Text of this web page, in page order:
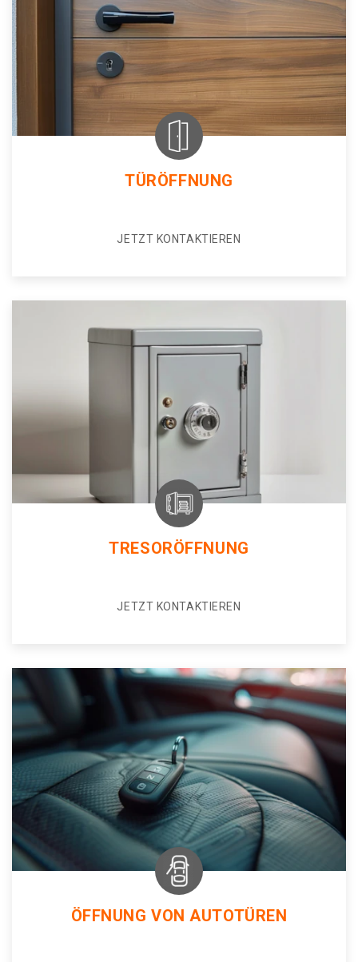
TÜRÖFFNUNG
JETZT KONTAKTIEREN
TRESORÖFFNUNG
JETZT KONTAKTIEREN
ÖFFNUNG VON AUTOTÜREN